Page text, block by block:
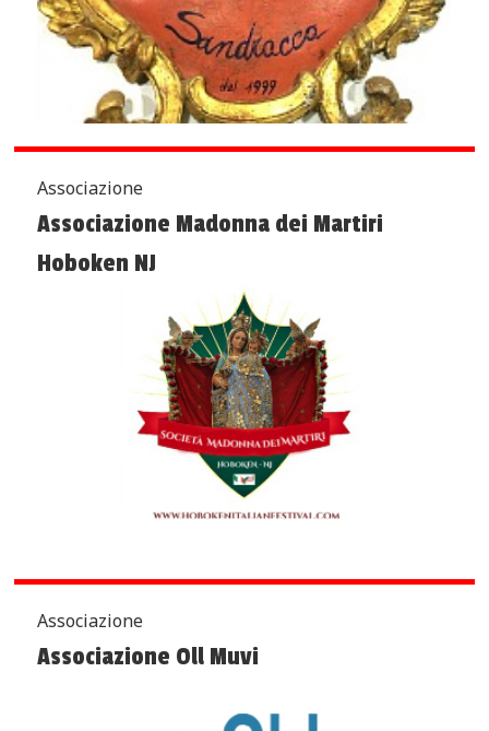
Associazione
Associazione Madonna dei Martiri
Hoboken NJ
Associazione
Associazione Oll Muvi